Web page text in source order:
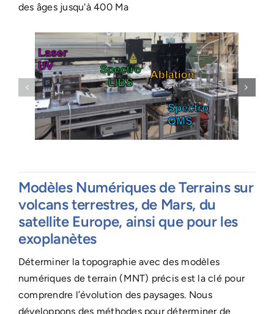
des âges jusqu'à 400 Ma
Modèles Numériques de Terrains sur
volcans terrestres, de Mars, du
satellite Europe, ainsi que pour les
exoplanètes
Déterminer la topographie avec des modèles
numériques de terrain (MNT) précis est la clé pour
comprendre l’évolution des paysages. Nous
développons des méthodes pour déterminer de